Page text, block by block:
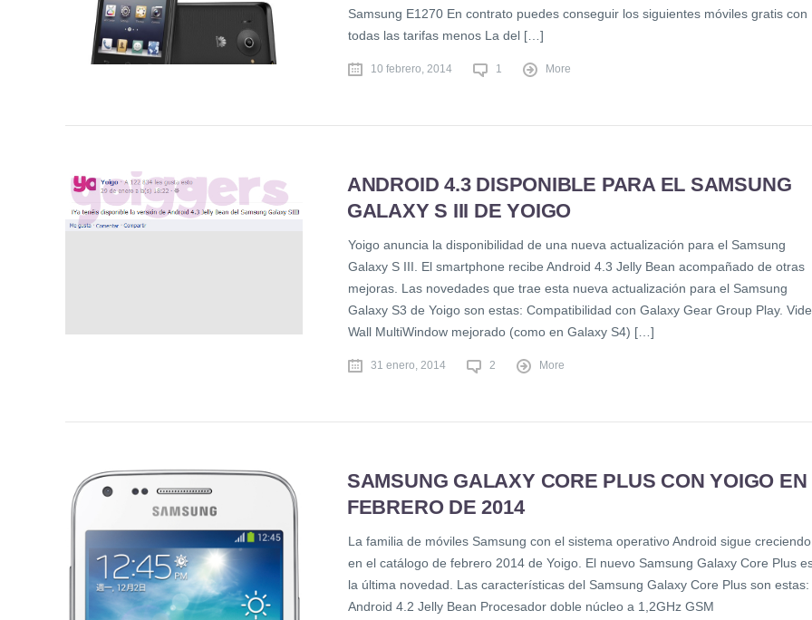
Samsung E1270 En contrato puedes conseguir los siguientes móviles gratis con
todas las tarifas menos La del […]
10 febrero, 2014 1 More
ANDROID 4.3 DISPONIBLE PARA EL SAMSUNG
GALAXY S III DE YOIGO
Yoigo anuncia la disponibilidad de una nueva actualización para el Samsung
Galaxy S III. El smartphone recibe Android 4.3 Jelly Bean acompañado de otras
mejoras. Las novedades que trae esta nueva actualización para el Samsung
Galaxy S3 de Yoigo son estas: Compatibilidad con Galaxy Gear Group Play.
Wall MultiWindow mejorado (como en Galaxy S4) […]
31 enero, 2014 2 More
SAMSUNG GALAXY CORE PLUS CON YOIGO EN
FEBRERO DE 2014
La familia de móviles Samsung con el sistema operativo Android sigue creciendo
en el catálogo de febrero 2014 de Yoigo. El nuevo Samsung Galaxy Core Plus
la última novedad. Las características del Samsung Galaxy Core Plus son estas:
Android 4.2 Jelly Bean Procesador doble núcleo a 1,2GHz GSM